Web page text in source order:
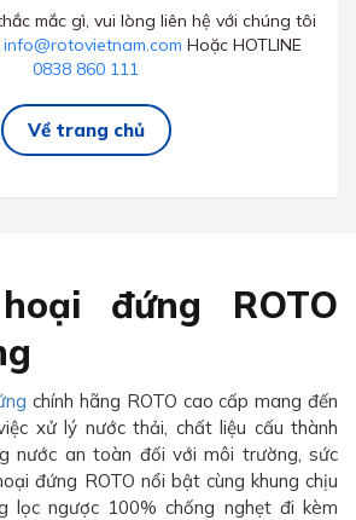
mắc gì, vui lòng liên hệ với chúng tôi
info@rotovietnam.com Hoặc HOTLINE
0838 860 111
Về trang chủ
đứng ROTO
chính hãng ROTO cao cấp mang đến
xử lý nước thải, chất liệu cấu thành
nước an toàn đối với môi trường, sức
đứng ROTO nổi bật cùng khung chịu
lọc ngược 100% chống nghẹt đi kèm